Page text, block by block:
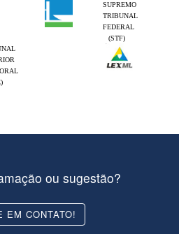
SUPREMO
TRIBUNAL
FEDERAL
(STF)
ou sugestão?
EM CONTATO!